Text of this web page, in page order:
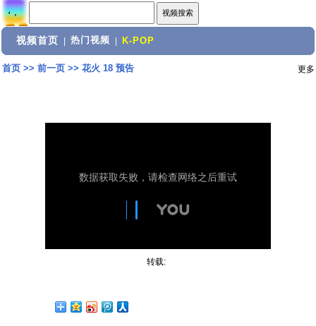
视频首页 热门视频 K-POP
首页>> 前一页>> 花火 18 预告 更多
转载: